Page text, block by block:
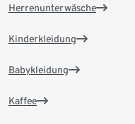
Herrenunterwäsche
Kinderkleidung
Babykleidung
Kaffee